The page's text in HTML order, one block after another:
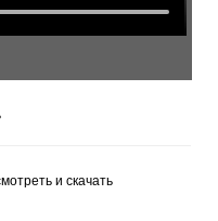
и скачать